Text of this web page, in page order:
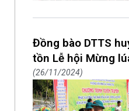
Đồng bào DTTS
tồn Lễ hội Mừng
26/11/2024